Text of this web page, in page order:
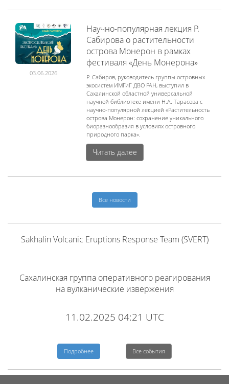
03.06.2026
Научно-популярная лекция Р.
Сабирова о растительности
острова Монерон в рамках
фестиваля «День Монерона»
Р. Сабиров, руководитель группы островных
экосистем ИМГиГ ДВО РАН, выступил в
Сахалинской областной универсальной
научной библиотеке имени Н.А. Тарасова с
научно-популярной лекцией «Растительность
острова Монерон: сохранение уникального
биоразнообразия в условиях островного
природного парка».
Читать далее
Все новости
Sakhalin Volcanic Eruptions Response Team (SVERT)
Сахалинская группа оперативного реагирования
на вулканические извержения
11.02.2025 04:21 UTC
Подробнее Все события